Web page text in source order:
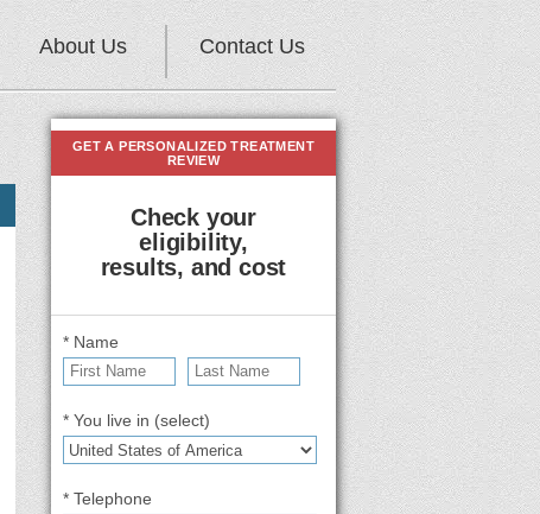
About Us Contact Us
GET A PERSONALIZED TREATMENT
REVIEW
Check your
eligibility,
results, and cost
* Name
* You live in (select)
* Telephone